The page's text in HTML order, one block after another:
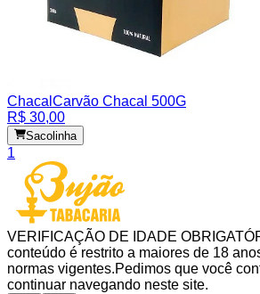
Chacal Carvão Chacal 500G
R$ 30,00
Sacolinha
1
VERIFICAÇÃO DE IDADE
conteúdo é restrito a maiores de 18
normas vigentes.Pedimos que você
continuar navegando neste site.